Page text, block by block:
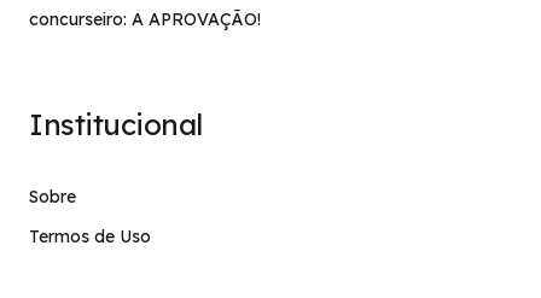
concurseiro: A APROVAÇÃO!
Institucional
Sobre
Termos de Uso